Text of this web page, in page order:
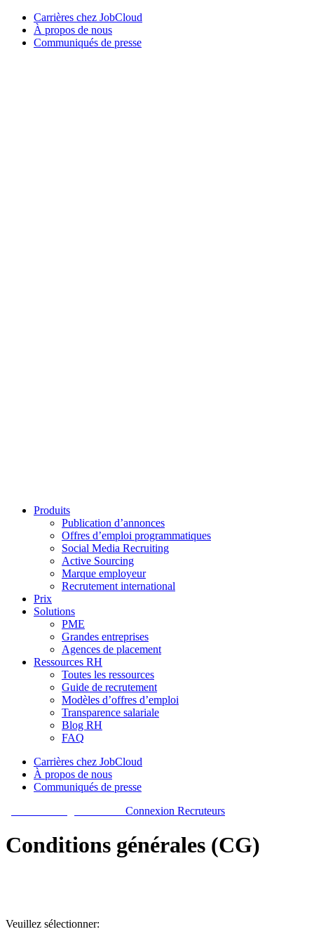
Carrières chez JobCloud​
À propos de nous
Communiqués de presse
Produits
Publication d’annonces
Offres d’emploi programmatiques
Social Media Recruiting
Active Sourcing
Marque employeur
Recrutement international
Prix
Solutions
PME
Grandes entreprises
Agences de placement
Ressources RH
Toutes les ressources
Guide de recrutement
Modèles d’offres d’emploi
Transparence salariale
Blog RH
FAQ
Carrières chez JobCloud​
À propos de nous
Communiqués de presse
Connexion Recruteurs
Conditions générales (CG)
Veuillez sélectionner: